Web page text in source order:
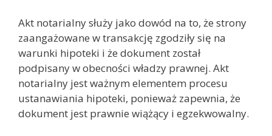
Akt notarialny służy jako dowód na to, że strony
zaangażowane w transakcję zgodziły się na
warunki hipoteki i że dokument został
podpisany w obecności władzy prawnej. Akt
notarialny jest ważnym elementem procesu
ustanawiania hipoteki, ponieważ zapewnia, że
dokument jest prawnie wiążący i egzekwowalny.